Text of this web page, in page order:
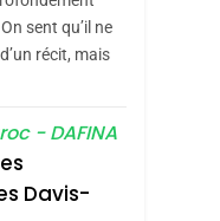
Amandes
Le Miel
–
sent qu’il ne
récit, mais
- DAFINA
Davis-